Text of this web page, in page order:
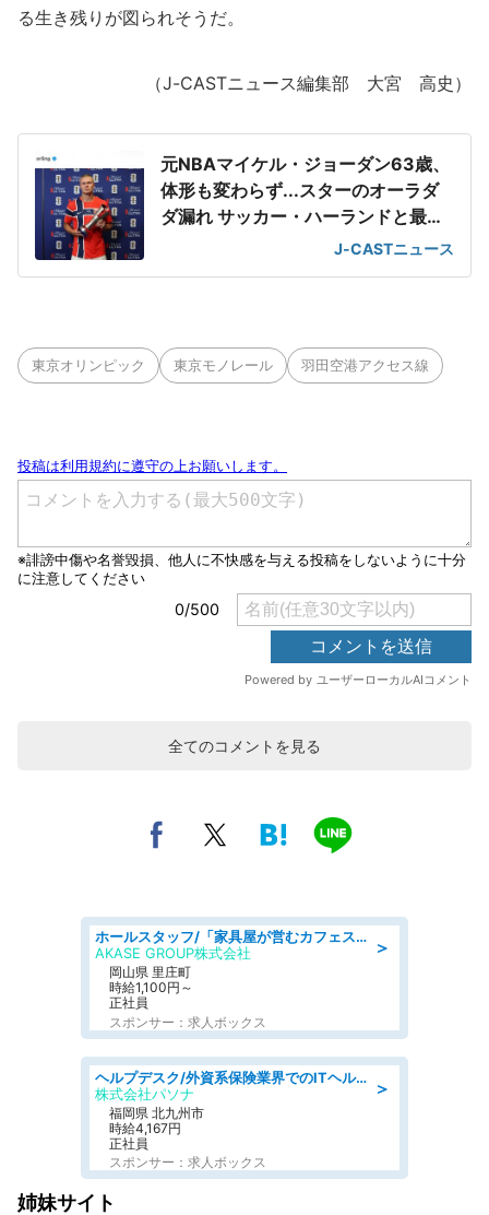
る生き残りが図られそうだ。
（J-CASTニュース編集部 大宮 高史）
元NBAマイケル・ジョーダン63歳、
体形も変わらず...スターのオーラダ
ダ漏れ サッカー・ハーランドと最強
J-CASTニュース
東京オリンピック 東京モノレール 羽田空港アクセス線
全てのコメントを見る
＞
ホールスタッフ/「家具屋が営むカフェスタッフ!」週2日～OK!嬉しいまかない付き/岡山県/浅口郡里庄町
AKASE GROUP株式会社
岡山県 里庄町
時給1,100円～
正社員
スポンサー：求人ボックス
＞
ヘルプデスク/外資系保険業界でのITヘルプデスク業務/駅近/即日勤務可/ヘルプデスク
株式会社パソナ
福岡県 北九州市
時給4,167円
正社員
スポンサー：求人ボックス
姉妹サイト